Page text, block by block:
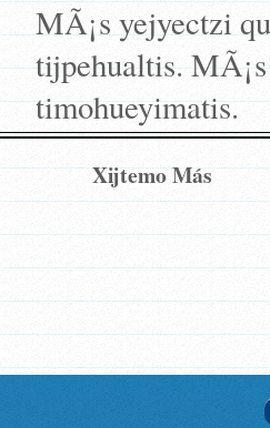
MÃ¡s yejyectzi
tijpehualtis.
timohueyimatis.
Xijtemo Más